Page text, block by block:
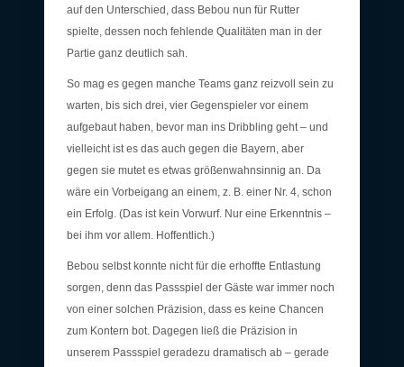
auf den Unterschied, dass Bebou nun für Rutter
spielte, dessen noch fehlende Qualitäten man in der
Partie ganz deutlich sah.
So mag es gegen manche Teams ganz reizvoll sein zu
warten, bis sich drei, vier Gegenspieler vor einem
aufgebaut haben, bevor man ins Dribbling geht – und
vielleicht ist es das auch gegen die Bayern, aber
gegen sie mutet es etwas größenwahnsinnig an. Da
wäre ein Vorbeigang an einem, z. B. einer Nr. 4, schon
ein Erfolg. (Das ist kein Vorwurf. Nur eine Erkenntnis –
bei ihm vor allem. Hoffentlich.)
Bebou selbst konnte nicht für die erhoffte Entlastung
sorgen, denn das Passspiel der Gäste war immer noch
von einer solchen Präzision, dass es keine Chancen
zum Kontern bot. Dagegen ließ die Präzision in
unserem Passspiel geradezu dramatisch ab – gerade